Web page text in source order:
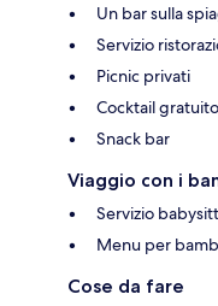
Un bar sulla
Servizio
Picnic privati
Cocktail
Snack bar
Viaggio con i
Servizio
Menu per
Cose da fare